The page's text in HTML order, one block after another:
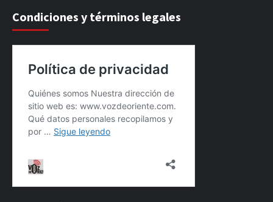
Condiciones y términos legales